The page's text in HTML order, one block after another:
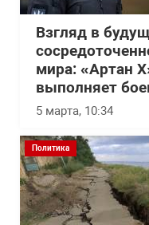
Взгляд в
мира: «Артан
выполняет
5 марта, 10:34
Политика